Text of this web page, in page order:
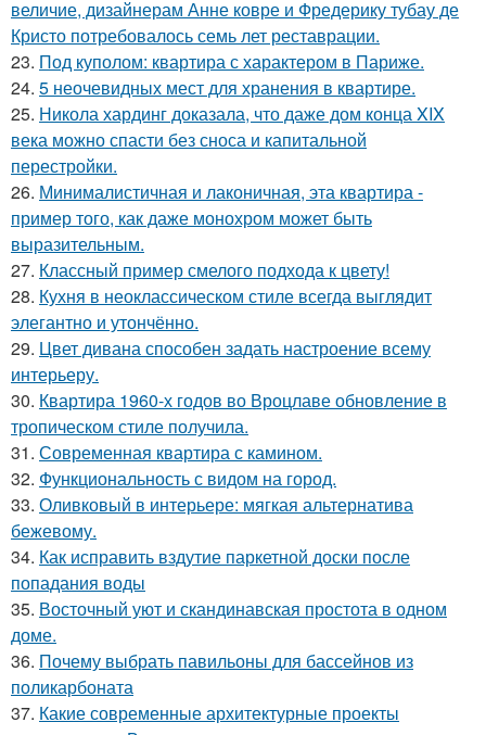
величие, дизайнерам Анне ковре и Фредерику тубау де
Кристо потребовалось семь лет реставрации.
23. Под куполом: квартира с характером в Париже.
24. 5 неочевидных мест для хранения в квартире.
25. Никола хардинг доказала, что даже дом конца XIX
века можно спасти без сноса и капитальной
перестройки.
26. Минималистичная и лаконичная, эта квартира -
пример того, как даже монохром может быть
выразительным.
27. Классный пример смелого подхода к цвету!
28. Кухня в неоклассическом стиле всегда выглядит
элегантно и утончённо.
29. Цвет дивана способен задать настроение всему
интерьеру.
30. Квартира 1960-х годов во Вроцлаве обновление в
тропическом стиле получила.
31. Современная квартира с камином.
32. Функциональность с видом на город.
33. Оливковый в интерьере: мягкая альтернатива
бежевому.
34. Как исправить вздутие паркетной доски после
попадания воды
35. Восточный уют и скандинавская простота в одном
доме.
36. Почему выбрать павильоны для бассейнов из
поликарбоната
37. Какие современные архитектурные проекты